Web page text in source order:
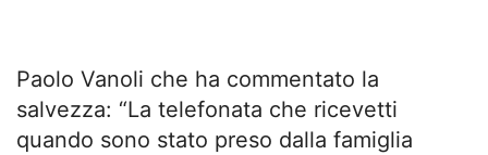
Paolo Vanoli che ha commentato la
salvezza: “La telefonata che ricevetti
quando sono stato preso dalla famiglia